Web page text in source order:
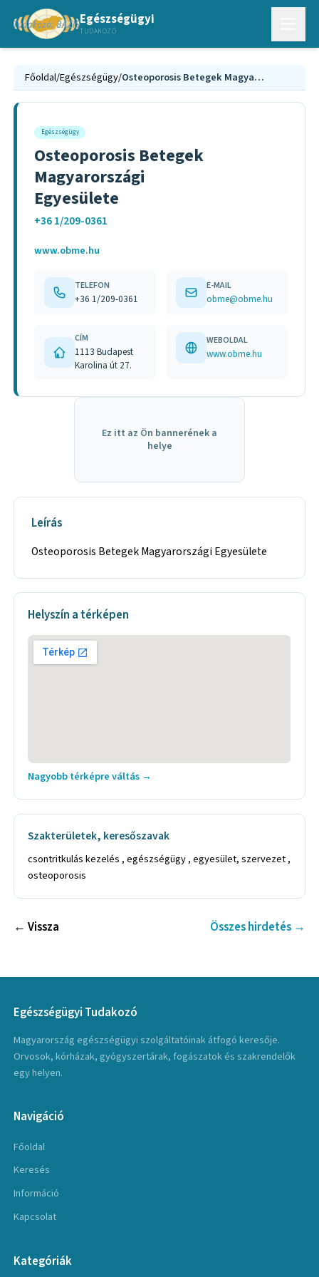
Egészségügyi
TUDAKOZÓ
Főoldal/Egészségügy/ Osteoporosis Betegek Magyarországi Egyesülete
Egészségügy
Osteoporosis Betegek
Magyarországi
Egyesülete
+36 1/209-0361
www.obme.hu
TELEFON
+36 1/209-0361
E-MAIL
obme@obme.hu
CÍM
1113 Budapest
Karolina út 27.
WEBOLDAL
www.obme.hu
Ez itt az Ön bannerének a
helye
Leírás
Osteoporosis Betegek Magyarországi Egyesülete
Helyszín a térképen
Nagyobb térképre váltás →
Szakterületek, keresőszavak
csontritkulás kezelés , egészségügy , egyesület, szervezet ,
osteoporosis
← Vissza Összes hirdetés →
Egészségügyi Tudakozó
Magyarország egészségügyi szolgáltatóinak átfogó keresője.
Orvosok, kórházak, gyógyszertárak, fogászatok és szakrendelők
egy helyen.
Navigáció
Főoldal
Keresés
Információ
Kapcsolat
Kategóriák